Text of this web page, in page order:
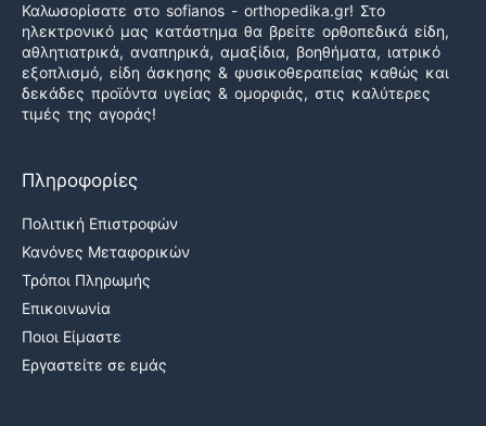
Καλωσορίσατε στο sofianos - orthopedika.gr! Στο
ηλεκτρονικό μας κατάστημα θα βρείτε ορθοπεδικά είδη,
αθλητιατρικά, αναπηρικά, αμαξίδια, βοηθήματα, ιατρικό
εξοπλισμό, είδη άσκησης & φυσικοθεραπείας καθώς και
δεκάδες προϊόντα υγείας & ομορφιάς, στις καλύτερες
τιμές της αγοράς!
Πληροφορίες
Πολιτική Επιστροφών
Κανόνες Μεταφορικών
Τρόποι Πληρωμής
Επικοινωνία
Ποιοι Είμαστε
Εργαστείτε σε εμάς